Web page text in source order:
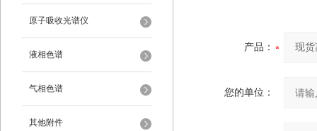
原子吸收光谱仪
液相色谱
气相色谱
其他附件
产品：
您的单位：